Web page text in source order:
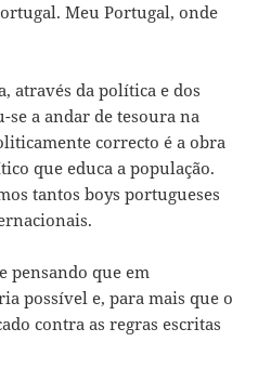
Meu Portugal, onde
através da política e dos
a andar de tesoura na
correcto é a obra
que educa a população.
tantos boys portugueses
pensando que em
possível e, para mais que o
contra as regras escritas